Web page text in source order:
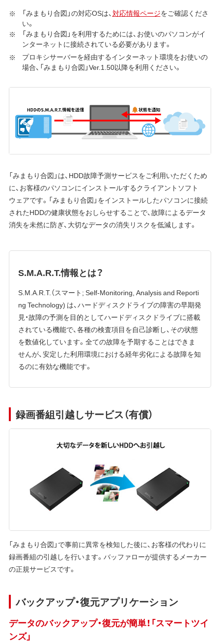
「みまもり合図」の対応OSは、対応情報ページをご確認くださ
い。
「みまもり合図」を利用するためには、お使いのパソコンがイ
ンターネットに接続されている必要があります。
プロキシサーバーを経由するインターネット環境をお使いの
場合、「みまもり合図」Ver.1.50以降を利用ください。
「みまもり合図」は、HDD故障予測サービスをご利用いただくため
に、お客様のパソコンにインストールするクライアントソフト
ウェアです。「みまもり合図」をインストールしたパソコンに接続
されたHDDの健康状態をおしらせすることで、故障によるデータ
消失を未然に防ぎ、大切なデータの消失リスクを低減します。
S.M.A.R.T.情報とは？
S.M.A.R.T.（スマート; Self-Monitoring, Analysis and Reporti
ng Technology) は、ハードディスクドライブの障害の早期発
見・故障の予測を目的としてハードディスクドライブに搭載
されている機能で、各種の検査項目を自己診断し、その状態
を数値化しています。全ての故障を予期することはできま
せんが、安定した利用環境における経年劣化による故障を知
るのに有効な機能です。
録画番組引越しサービス（有償）
「みまもり合図」で事前に異常を検知した後に、お客様の代わりに
録画番組の引越しを行います。バッファローが提供するメーカー
の正規サービスです。
バックアップ・復元アプリケーション
データのバックアップ・復元が簡単！「スマートツイ
ンズ」